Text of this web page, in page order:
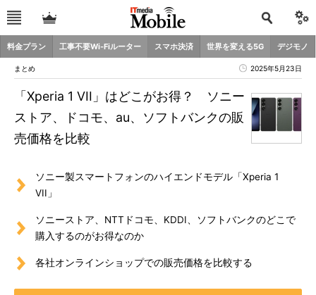
料金プラン 工事不要Wi-Fiルーター スマホ決済 世界を変える5G デジモノ
まとめ 2025年5月23日
「Xperia 1 VII」はどこがお得？ ソニー
ストア、ドコモ、au、ソフトバンクの販
売価格を比較
ソニー製スマートフォンのハイエンドモデル「Xperia 1
VII」
ソニーストア、NTTドコモ、KDDI、ソフトバンクのどこで
購入するのがお得なのか
各社オンラインショップでの販売価格を比較する